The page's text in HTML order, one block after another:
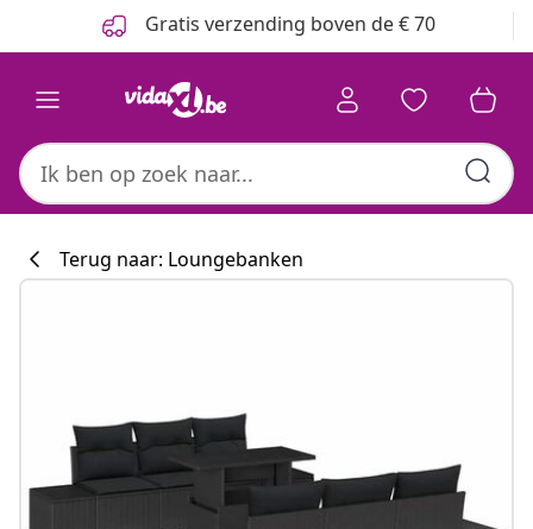
Gratis verzending boven de € 70
Terug naar: Loungebanken